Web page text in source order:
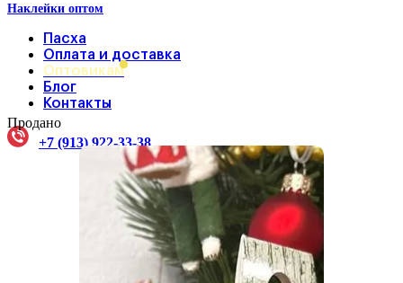
Наклейки оптом
Пасха
Оплата и доставка
Оптовикам
Блог
Контакты
+7 (913) 922-33-38
Продано